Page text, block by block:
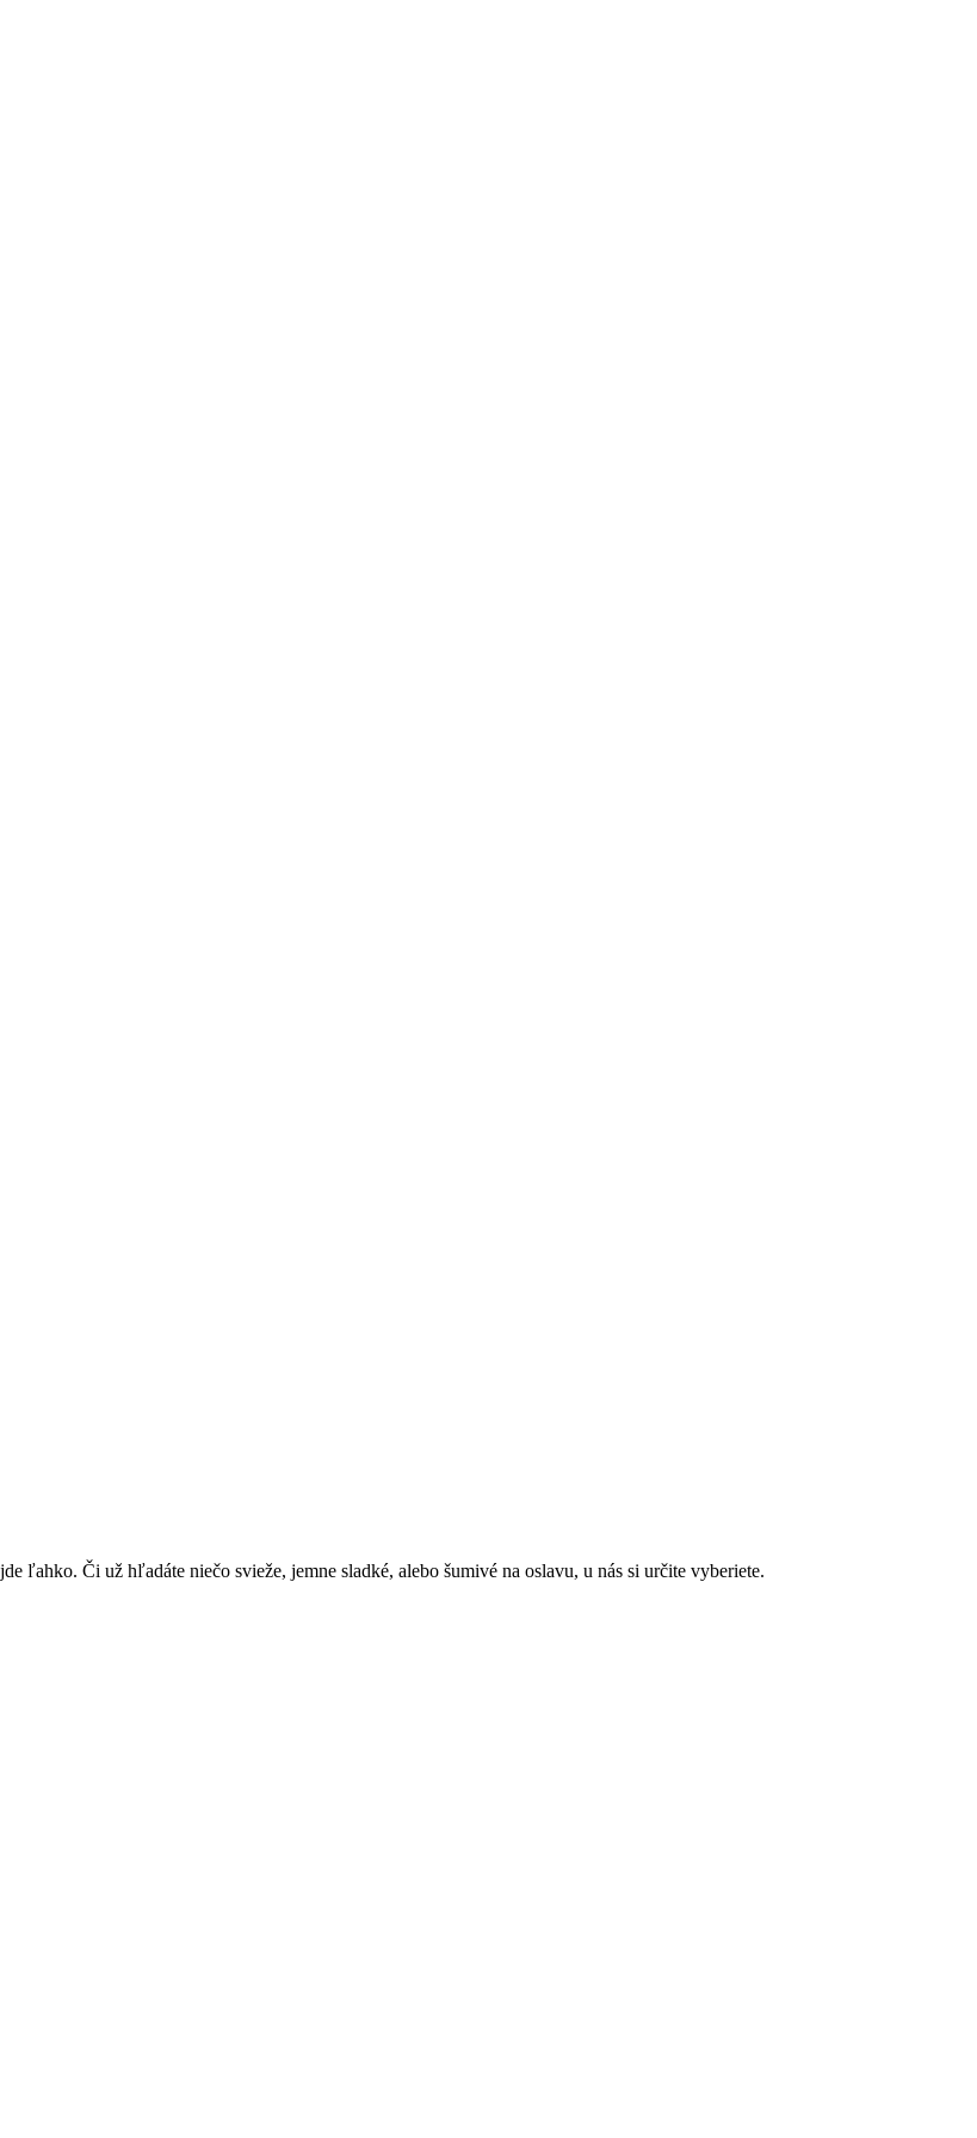
ľahko. Či už hľadáte niečo svieže, jemne sladké, alebo šumivé na oslavu, u nás si určite vyberiete.